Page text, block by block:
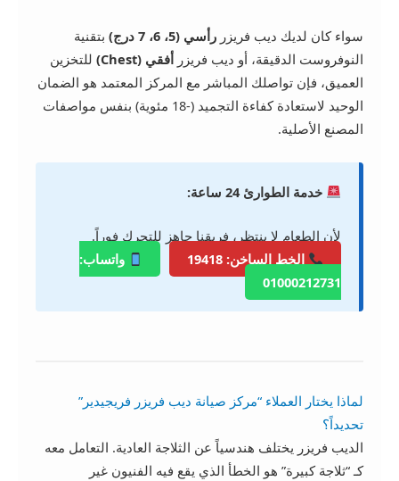
سواء كان لديك ديب فريزر رأسي (5، 6، 7 درج)
بتقنية
النوفروست الدقيقة، أو ديب فريزر أفقي (Chest)
للتخزين
العميق، فإن تواصلك المباشر مع المركز المعتمد هو الضمان
الوحيد لاستعادة كفاءة التجميد (-18 مئوية) بنفس مواصفات
المصنع الأصلية.
خدمة الطوارئ 24 ساعة:
لأن الطعام لا ينتظر، فريقنا جاهز للتحرك فوراً.
الخط الساخن: 19418
واتساب:
01000212731
لماذا يختار العملاء “مركز صيانة ديب فريزر فريجيدير”
تحديداً؟
الديب فريزر يختلف هندسياً عن الثلاجة العادية. التعامل معه
كـ “ثلاجة كبيرة” هو الخطأ الذي يقع فيه الفنيون غير